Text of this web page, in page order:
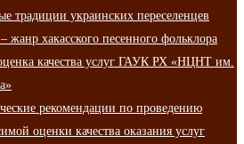
традиции украинских переселенцев
жанр хакасского песенного фольклора
качества услуг ГАУК РХ «НЦНТ им.
рекомендации по проведению
оценки качества оказания услуг